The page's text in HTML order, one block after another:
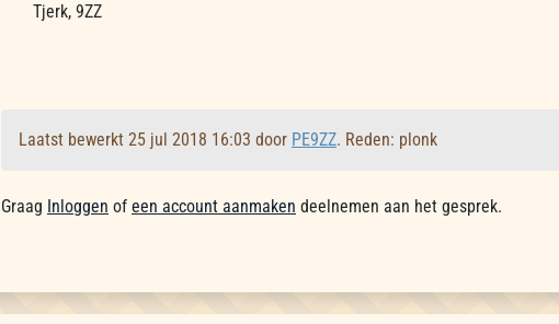
Tjerk, 9ZZ
Laatst bewerkt 25 jul 2018 16:03 door PE9ZZ. Reden: plonk
Graag Inloggen of een account aanmaken deelnemen aan het gesprek.